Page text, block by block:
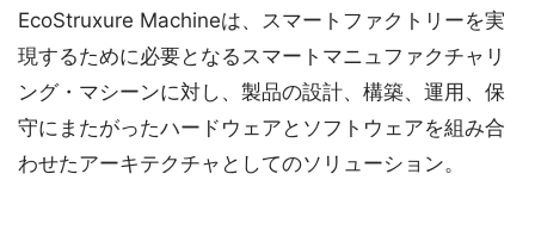
EcoStruxure Machineは、スマートファクトリーを実
現するために必要となるスマートマニュファクチャリ
ング・マシーンに対し、製品の設計、構築、運用、保
守にまたがったハードウェアとソフトウェアを組み合
わせたアーキテクチャとしてのソリューション。